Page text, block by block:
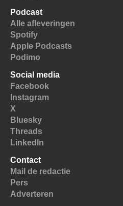
Podcast
Alle afleveringen
Spotify
Apple Podcasts
Podimo
Social media
Facebook
Instagram
X
Bluesky
Threads
LinkedIn
Contact
Mail de redactie
Pers
Adverteren